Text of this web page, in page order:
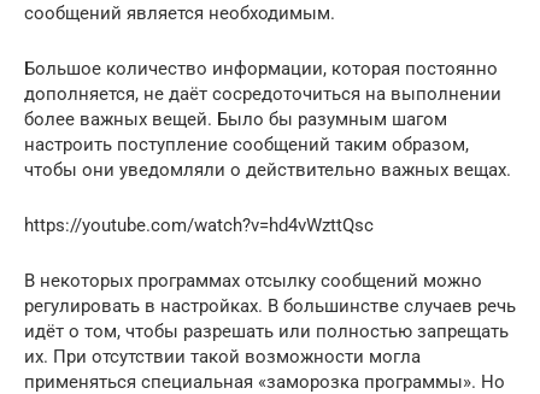
сообщений является необходимым.
Большое количество информации, которая постоянно
дополняется, не даёт сосредоточиться на выполнении
более важных вещей. Было бы разумным шагом
настроить поступление сообщений таким образом,
чтобы они уведомляли о действительно важных вещах.
https://youtube.com/watch?v=hd4vWzttQsc
В некоторых программах отсылку сообщений можно
регулировать в настройках. В большинстве случаев речь
идёт о том, чтобы разрешать или полностью запрещать
их. При отсутствии такой возможности могла
применяться специальная «заморозка программы». Но